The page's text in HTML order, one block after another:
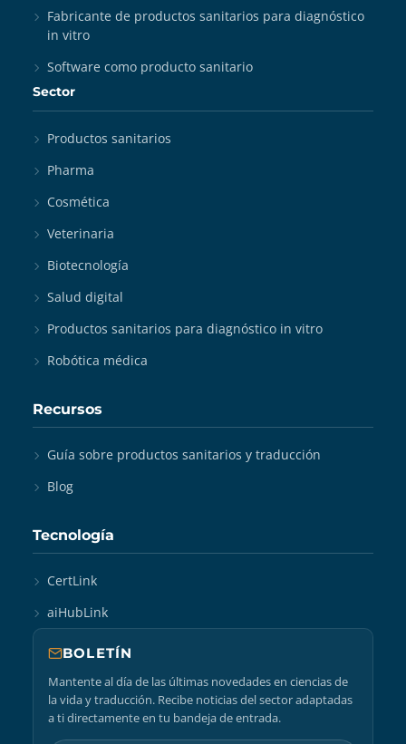
Fabricante de productos sanitarios para diagnóstico
in vitro
Software como producto sanitario
Sector
Productos sanitarios
Pharma
Cosmética
Veterinaria
Biotecnología
Salud digital
Productos sanitarios para diagnóstico in vitro
Robótica médica
Recursos
Guía sobre productos sanitarios y traducción
Blog
Tecnología
CertLink
aiHubLink
BOLETÍN
Mantente al día de las últimas novedades en ciencias de
la vida y traducción. Recibe noticias del sector adaptadas
a ti directamente en tu bandeja de entrada.